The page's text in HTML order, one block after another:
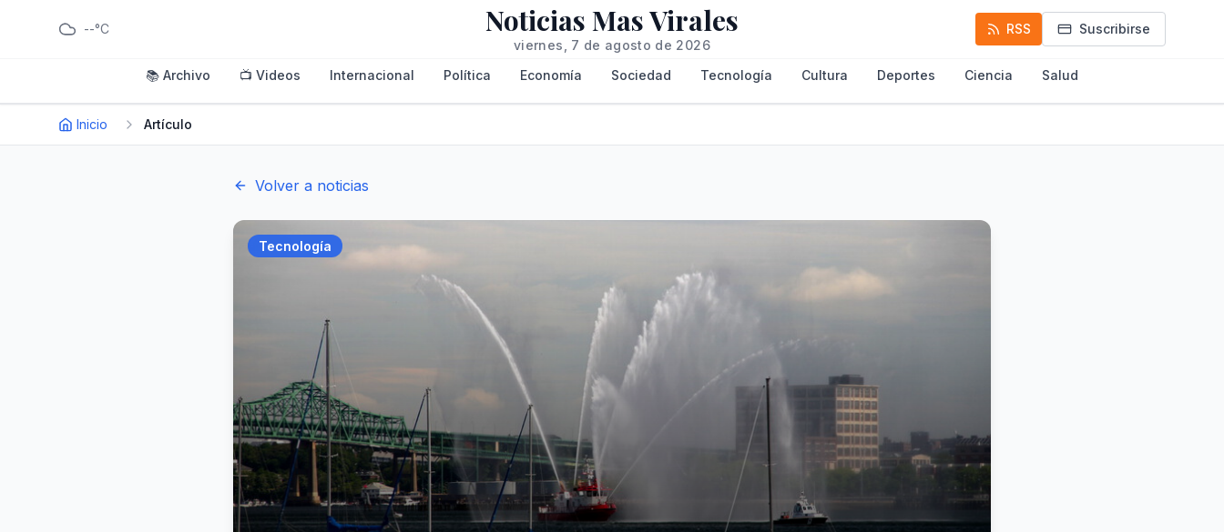
--°C Noticias Mas Virales
viernes, 7 de agosto de 2026
RSS Suscribirse
📚 Archivo 📺 Videos Internacional Política Economía Sociedad Tecnología Cultura Deportes Ciencia Salud
Inicio Artículo
Volver a noticias
Tecnología